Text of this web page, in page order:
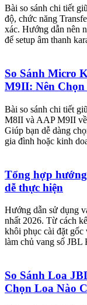
Bài so sánh chi tiết
độ, chức năng
xác. Hướng dẫn nên
để setup âm thanh
So Sánh Micro
M9II: Nên Chọn
Bài so sánh chi tiết
M8II và AAP M9II về
Giúp bạn dễ dàng
gia đình hoặc kinh
Tổng hợp
dễ thực hiện
Hướng dẫn sử dụng
nhất 2026. Từ cách
khôi phục cài đặt gốc
làm chủ vang số JBL
So Sánh Loa
Chọn Loa Nào